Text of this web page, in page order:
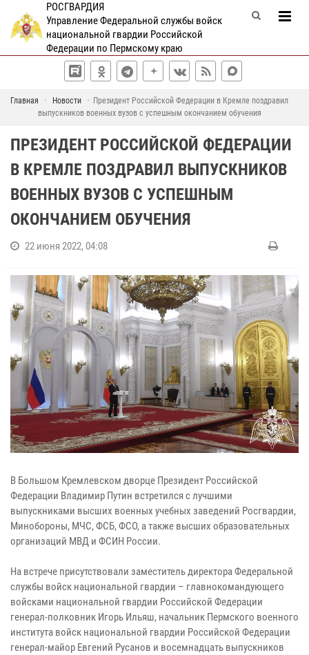
РОСГВАРДИЯ
Управление Федеральной службы войск
национальной гвардии Российской
Федерации по Пермскому краю
Главная Новости
Президент Российской Федерации в Кремле поздравил
выпускников военных вузов с успешным окончанием обучения
ПРЕЗИДЕНТ РОССИЙСКОЙ ФЕДЕРАЦИИ
В КРЕМЛЕ ПОЗДРАВИЛ ВЫПУСКНИКОВ
ВОЕННЫХ ВУЗОВ С УСПЕШНЫМ
ОКОНЧАНИЕМ ОБУЧЕНИЯ
22 июня 2022, 04:08
В Большом Кремлевском дворце Президент Российской
Федерации Владимир Путин встретился с лучшими
выпускниками высших военных учебных заведений Росгвардии,
Минобороны, МЧС, ФСБ, ФСО, а также высших образовательных
организаций МВД и ФСИН России.
На встрече присутствовали заместитель директора Федеральной
службы войск национальной гвардии – главнокомандующего
войсками национальной гвардии Российской Федерации
генерал-полковник Игорь Ильяш, начальник Пермского военного
института войск национальной гвардии Российской Федерации
генерал-майор Евгений Русанов и восемнадцать выпускников